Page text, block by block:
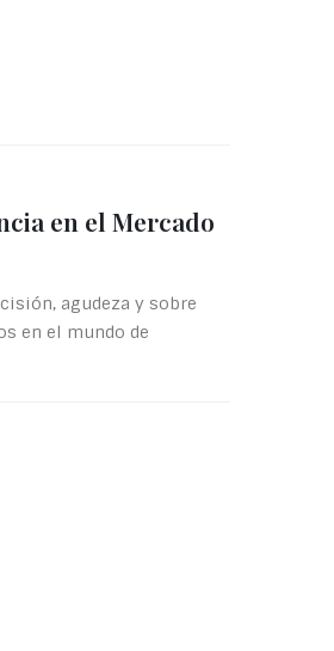
en el Mercado
agudeza y sobre
en el mundo de